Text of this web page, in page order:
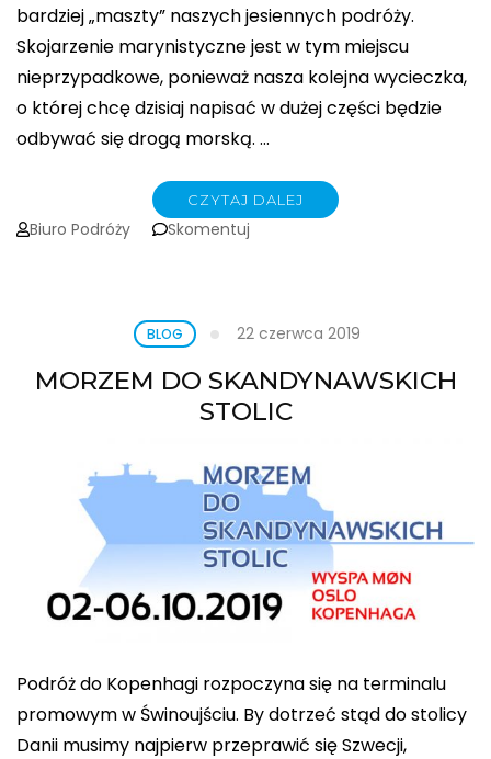
bardziej „maszty” naszych jesiennych podróży.
Skojarzenie marynistyczne jest w tym miejscu
nieprzypadkowe, ponieważ nasza kolejna wycieczka,
o której chcę dzisiaj napisać w dużej części będzie
odbywać się drogą morską. …
CZYTAJ DALEJ
Biuro Podróży Skomentuj
BLOG 22 czerwca 2019
MORZEM DO SKANDYNAWSKICH
STOLIC
Podróż do Kopenhagi rozpoczyna się na terminalu
promowym w Świnoujściu. By dotrzeć stąd do stolicy
Danii musimy najpierw przeprawić się Szwecji,